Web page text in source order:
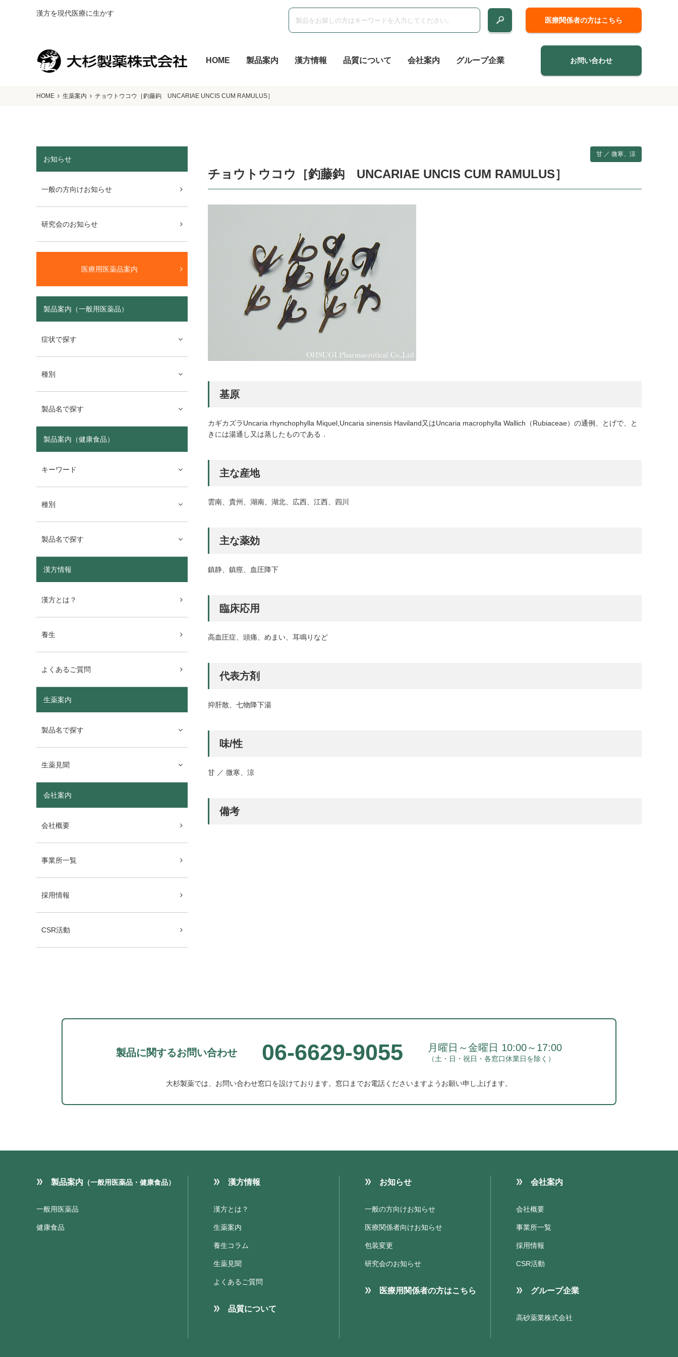
漢方を現代医療に生かす
医療関係者の方はこちら
HOME 製品案内 漢方情報 品質について 会社案内 グループ企業 お問い合わせ
HOME 生薬案内 チョウトウコウ［釣藤鈎 UNCARIAE UNCIS CUM RAMULUS］
甘 ／ 微寒、涼
チョウトウコウ［釣藤鈎 UNCARIAE UNCIS CUM RAMULUS］
基原
カギカズラUncaria rhynchophylla Miquel,Uncaria sinensis Haviland又はUncaria macrophylla Wallich（Rubiaceae）の通例、とげで、と
きには湯通し又は蒸したものである．
主な産地
雲南、貴州、湖南、湖北、広西、江西、四川
主な薬効
鎮静、鎮痙、血圧降下
臨床応用
高血圧症、頭痛、めまい、耳鳴りなど
代表方剤
抑肝散、七物降下湯
味/性
甘 ／ 微寒、涼
備考
お知らせ
一般の方向けお知らせ
研究会のお知らせ
医療用医薬品案内
製品案内（一般用医薬品）
症状で探す
種別
製品名で探す
製品案内（健康食品）
キーワード
種別
製品名で探す
漢方情報
漢方とは？
養生
よくあるご質問
生薬案内
製品名で探す
生薬見聞
会社案内
会社概要
事業所一覧
採用情報
CSR活動
製品に関するお問い合わせ 06-6629-9055 月曜日～金曜日 10:00～17:00
（土・日・祝日・各窓口休業日を除く）
大杉製薬では、お問い合わせ窓口を設けております。 窓口までお電話くださいますようお願い申し上げます。
製品案内 （一般用医薬品・健康食品）
一般用医薬品
健康食品
漢方情報
漢方とは？
生薬案内
養生コラム
生薬見聞
よくあるご質問
品質について
お知らせ
一般の方向けお知らせ
医療関係者向けお知らせ
包装変更
研究会のお知らせ
医療用関係者の方はこちら
会社案内
会社概要
事業所一覧
採用情報
CSR活動
グループ企業
高砂薬業株式会社